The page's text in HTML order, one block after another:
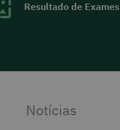
Resultado de Exames
Notícias